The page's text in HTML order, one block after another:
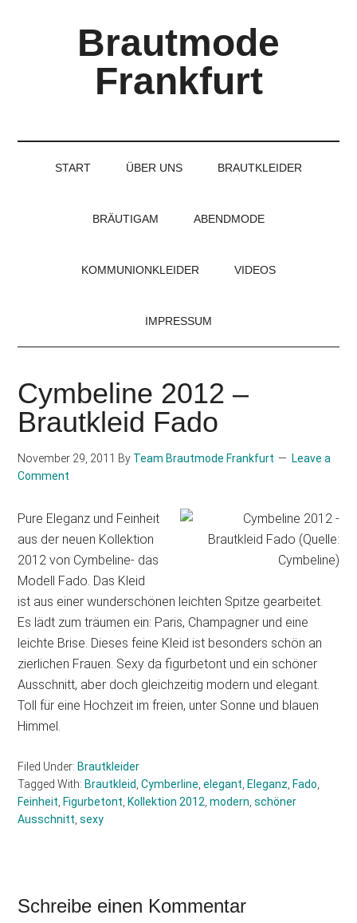
Brautmode
Frankfurt
START ÜBER UNS BRAUTKLEIDER
BRÄUTIGAM ABENDMODE
KOMMUNIONKLEIDER VIDEOS
IMPRESSUM
Cymbeline 2012 –
Brautkleid Fado
November 29, 2011 By Team Brautmode Frankfurt
Leave a
Comment
Pure Eleganz und Feinheit
aus der neuen Kollektion
2012 von Cymbeline- das
Modell Fado. Das Kleid
ist aus einer wunderschönen leichten Spitze gearbeitet.
Es lädt zum träumen ein: Paris, Champagner und eine
leichte Brise. Dieses feine Kleid ist besonders schön an
zierlichen Frauen. Sexy da figurbetont und ein schöner
Ausschnitt, aber doch gleichzeitig modern und elegant.
Toll für eine Hochzeit im freien, unter Sonne und blauen
Himmel.
Filed Under: Brautkleider
Tagged With: Brautkleid ,Cymberline ,elegant Eleganz Fado
Feinheit Figurbetont Kollektion 2012 ,modern ,schöner
Ausschnitt ,sexy
Reader
Schreibe einen Kommentar